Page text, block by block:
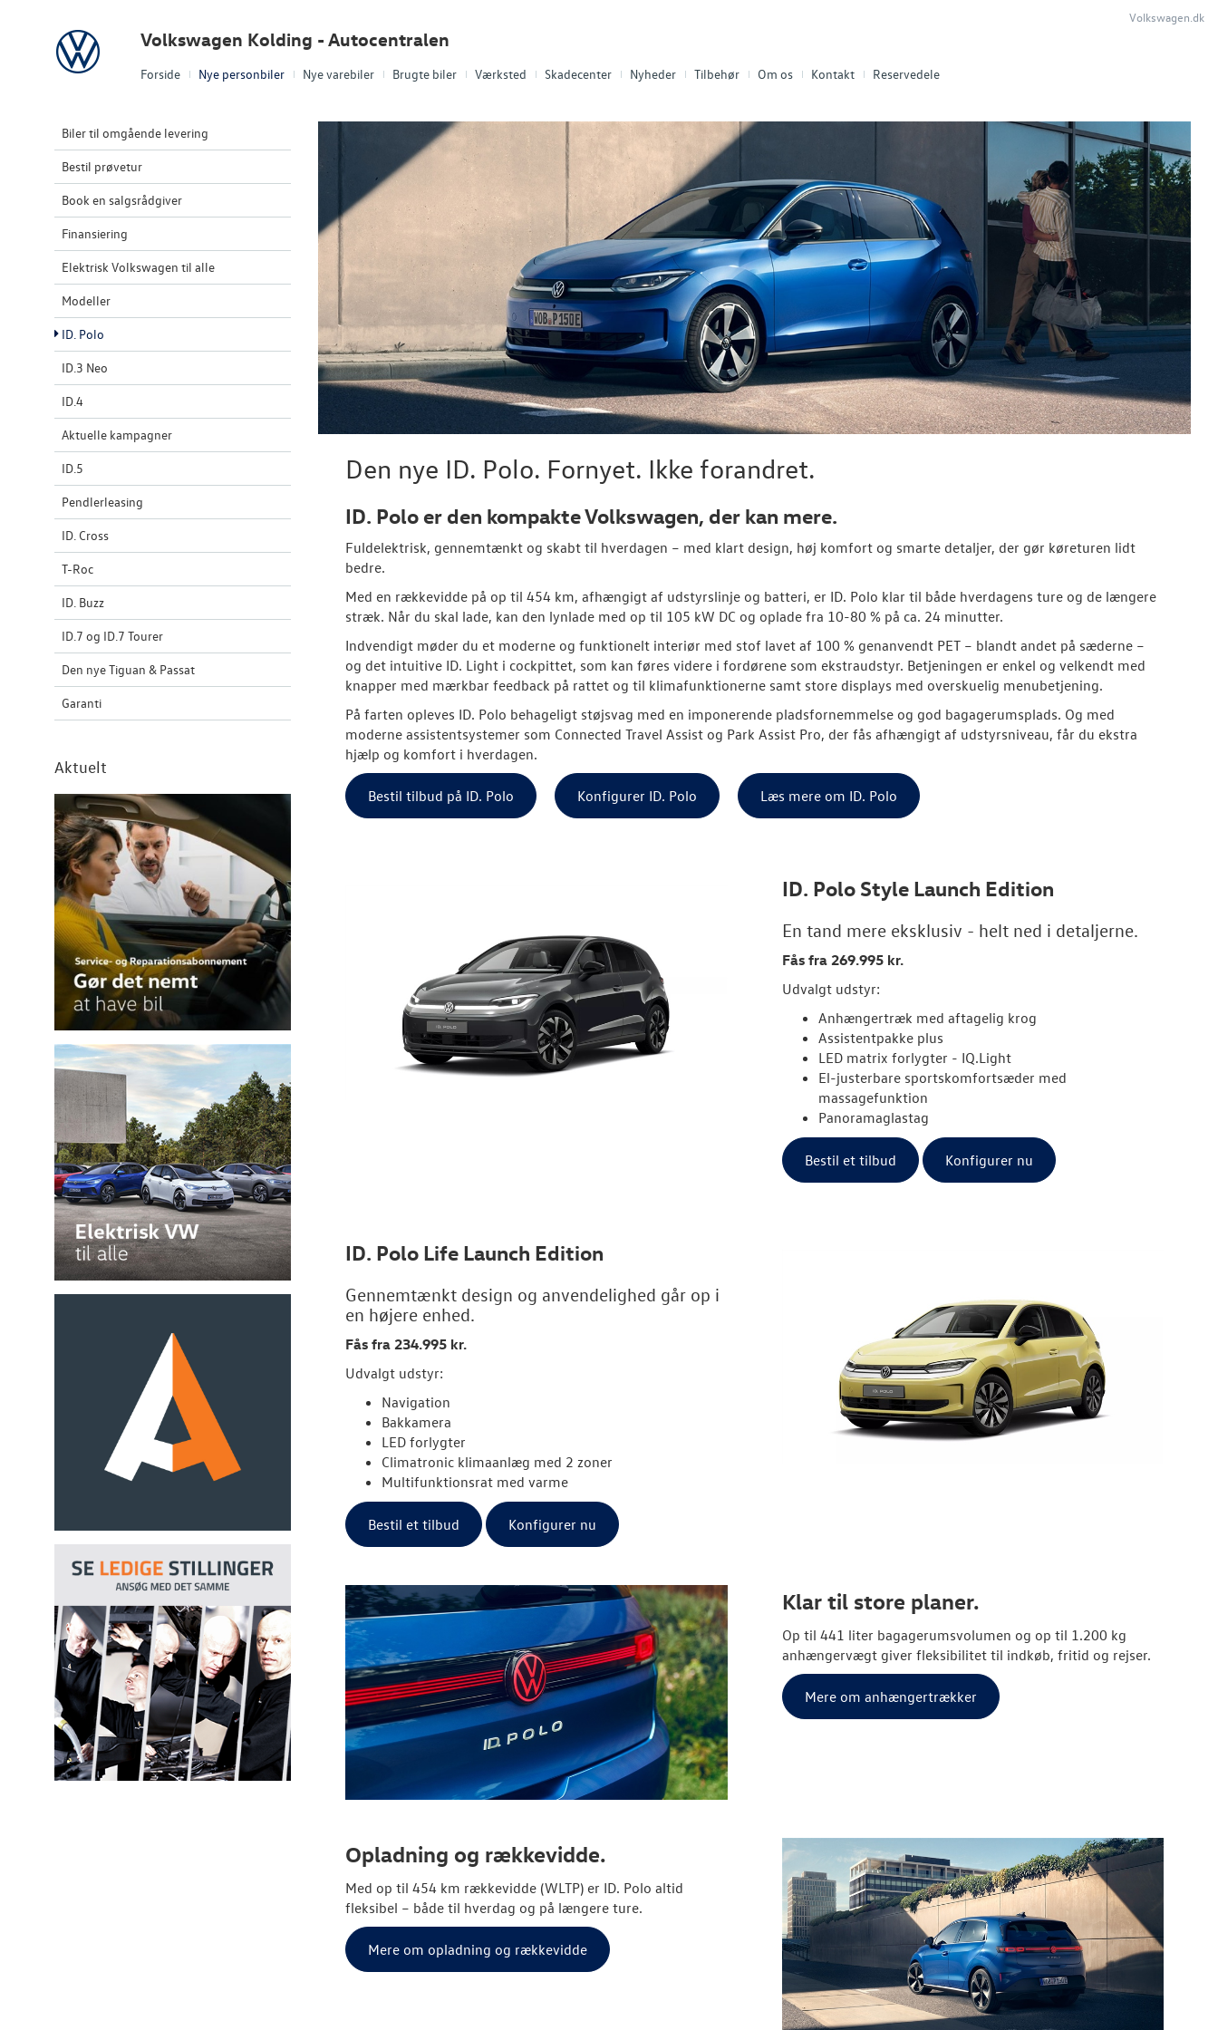
Forside Nye personbiler Nye varebiler Brugte biler Værksted Skadecenter Nyheder Tilbehør Om os Kontakt Reservedele
Volkswagen Volkswagen Kolding - Autocentralen
Volkswagen.dk
Biler til omgående levering
Bestil prøvetur
Book en salgsrådgiver
Finansiering
Elektrisk Volkswagen til alle
Modeller
ID. Polo
ID.3 Neo
ID.4
Aktuelle kampagner
ID.5
Pendlerleasing
ID. Cross
T-Roc
ID. Buzz
ID.7 og ID.7 Tourer
Den nye Tiguan & Passat
Garanti
Aktuelt
Den nye ID. Polo. Fornyet. Ikke forandret.
ID. Polo er den kompakte Volkswagen, der kan mere.
Fuldelektrisk, gennemtænkt og skabt til hverdagen – med klart design, høj komfort og smarte detaljer, der gør køreturen lidt
bedre.
Med en rækkevidde på op til 454 km, afhængigt af udstyrslinje og batteri, er ID. Polo klar til både hverdagens ture og de længere
stræk. Når du skal lade, kan den lynlade med op til 105 kW DC og oplade fra 10-80 % på ca. 24 minutter.
Indvendigt møder du et moderne og funktionelt interiør med stof lavet af 100 % genanvendt PET – blandt andet på sæderne –
og det intuitive ID. Light i cockpittet, som kan føres videre i fordørene som ekstraudstyr. Betjeningen er enkel og velkendt med
knapper med mærkbar feedback på rattet og til klimafunktionerne samt store displays med overskuelig menubetjening.
På farten opleves ID. Polo behageligt støjsvag med en imponerende pladsfornemmelse og god bagagerumsplads. Og med
moderne assistentsystemer som Connected Travel Assist og Park Assist Pro, der fås afhængigt af udstyrsniveau, får du ekstra
hjælp og komfort i hverdagen.
Bestil tilbud på ID. Polo Konfigurer ID. Polo Læs mere om ID. Polo
ID. Polo Style Launch Edition
En tand mere eksklusiv - helt ned i detaljerne.
Fås fra 269.995 kr.
Udvalgt udstyr:
Anhængertræk med aftagelig krog
Assistentpakke plus
LED matrix forlygter - IQ.Light
El-justerbare sportskomfortsæder med
massagefunktion
Panoramaglastag
Bestil et tilbud Konfigurer nu
ID. Polo Life Launch Edition
Gennemtænkt design og anvendelighed går op i
en højere enhed.
Fås fra 234.995 kr.
Udvalgt udstyr:
Navigation
Bakkamera
LED forlygter
Climatronic klimaanlæg med 2 zoner
Multifunktionsrat med varme
Bestil et tilbud Konfigurer nu
Klar til store planer.
Op til 441 liter bagagerumsvolumen og op til 1.200 kg
anhængervægt giver fleksibilitet til indkøb, fritid og rejser.
Mere om anhængertrækker
Opladning og rækkevidde.
Med op til 454 km rækkevidde (WLTP) er ID. Polo altid
fleksibel – både til hverdag og på længere ture.
Mere om opladning og rækkevidde